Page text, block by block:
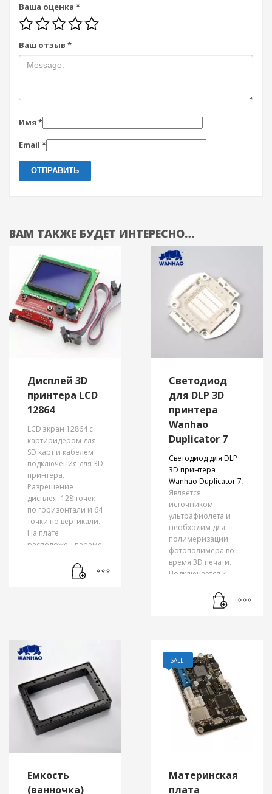
Ваша оценка *
Ваш отзыв *
Имя *
Email *
ВАМ ТАКЖЕ БУДЕТ ИНТЕРЕСНО…
Дисплей 3D
принтера LCD
12864
LCD экран 12864 с
картиридером для
SD карт и кабелем
подключения для 3D
принтера.
Разрешение
дисплея: 128 точек
по горизонтали и 64
точки по вертикали.
На плате
расположен переменный
осуществляется
регулировка
Светодиод
для DLP 3D
принтера
Wanhao
Duplicator 7
Светодиод для DLP
3D принтера
Wanhao Duplicator 7.
Является
источником
ультрафиолета и
необходим для
полимеризации
фотополимера во
время 3D печати.
Подключается к
3D принтера,
работает с частотой
Емкость
(ванночка)
SALE!
Материнская
плата